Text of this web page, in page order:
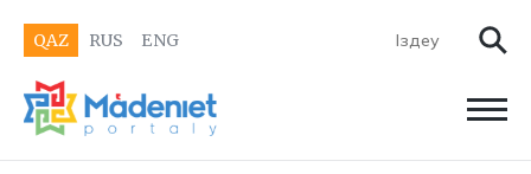
QAZ RUS ENG